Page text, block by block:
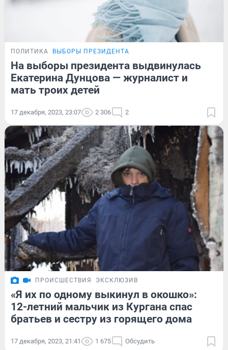
ПОЛИТИКА ВЫБОРЫ ПРЕЗИДЕНТА
На выборы президента выдвинулась
Екатерина Дунцова — журналист и
мать троих детей
17 декабря, 2023, 23:07 2 306 2
ПРОИСШЕСТВИЯ ЭКСКЛЮЗИВ
«Я их по одному выкинул в окошко»:
12-летний мальчик из Кургана спас
братьев и сестру из горящего дома
17 декабря, 2023, 21:41 1 675 Обсудить